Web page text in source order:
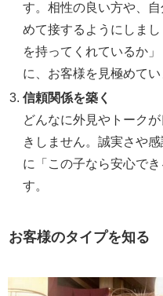
す。相性の良い方や、
めて接するようにしま
を持ってくれているか
に、お客様を見極めてい
信頼関係を築く
どんなに外見やトーク
きしません。誠実さや
に「この子なら安心で
す。
お客様のタイプを知る